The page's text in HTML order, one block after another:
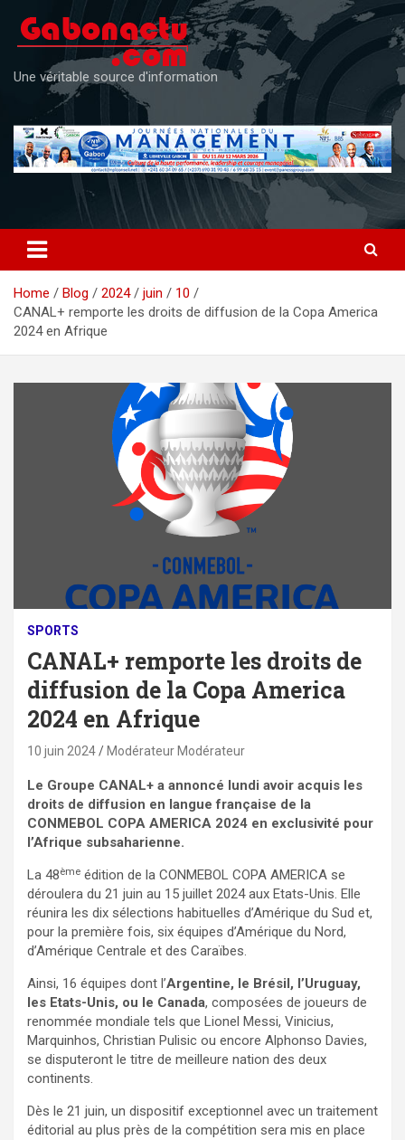
content
Une véritable source d'information
Home Blog 2024 juin
10
CANAL+ remporte les droits de diffusion de la Copa America
2024 en Afrique
SPORTS
CANAL+ remporte les droits de
diffusion de la Copa America
2024 en Afrique
10 juin 2024 Modérateur Modérateur
Le Groupe CANAL+ a annoncé lundi avoir acquis les
droits de diffusion en langue française de la
CONMEBOL COPA AMERICA 2024 en exclusivité pour
l’Afrique subsaharienne.
La 48ème édition de la CONMEBOL COPA AMERICA se
déroulera du 21 juin au 15 juillet 2024 aux Etats-Unis. Elle
réunira les dix sélections habituelles d’Amérique du Sud et,
pour la première fois, six équipes d’Amérique du Nord,
d’Amérique Centrale et des Caraïbes.
Ainsi, 16 équipes dont l’Argentine, le Brésil, l’Uruguay,
les Etats-Unis, ou le Canada, composées de joueurs de
renommée mondiale tels que Lionel Messi, Vinicius,
Marquinhos, Christian Pulisic ou encore Alphonso Davies,
se disputeront le titre de meilleure nation des deux
continents.
Dès le 21 juin, un dispositif exceptionnel avec un traitement
éditorial au plus près de la compétition sera mis en place